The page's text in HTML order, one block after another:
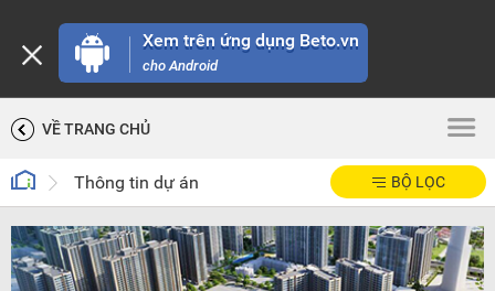
Xem trên ứng dụng Beto.vn
cho Android
VỀ TRANG CHỦ
Thông tin dự án BỘ LỌC